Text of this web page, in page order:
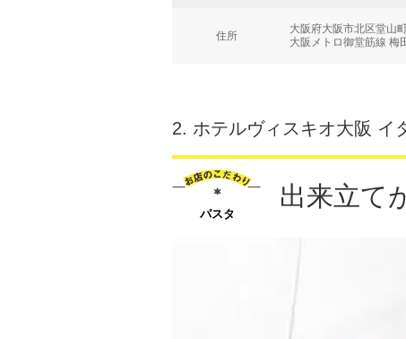
住所
大阪府大阪市北区堂山
大阪メトロ御堂筋線 梅
2. ホテルヴィスキオ大阪 イ
パスタ
出来立て